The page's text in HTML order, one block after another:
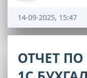
14-09-2025, 15:47
ОТЧЕТ